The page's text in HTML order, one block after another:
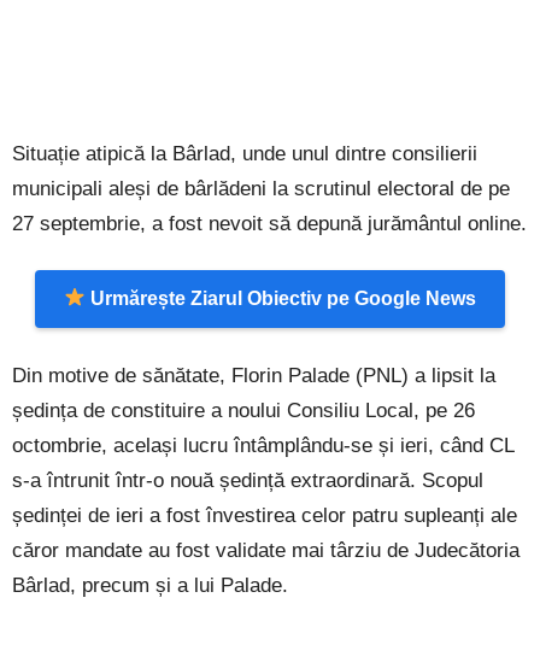
Situație atipică la Bârlad, unde unul dintre consilierii
municipali aleși de bârlădeni la scrutinul electoral de pe
27 septembrie, a fost nevoit să depună jurământul online.
Urmărește Ziarul Obiectiv pe Google News
Din motive de sănătate, Florin Palade (PNL) a lipsit la
ședința de constituire a noului Consiliu Local, pe 26
octombrie, același lucru întâmplându-se și ieri, când CL
s-a întrunit într-o nouă ședință extraordinară. Scopul
ședinței de ieri a fost învestirea celor patru supleanți ale
căror mandate au fost validate mai târziu de Judecătoria
Bârlad, precum și a lui Palade.